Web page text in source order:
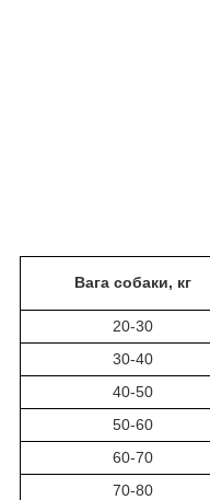
Вага собаки, кг
20-30
30-40
40-50
50-60
60-70
70-80